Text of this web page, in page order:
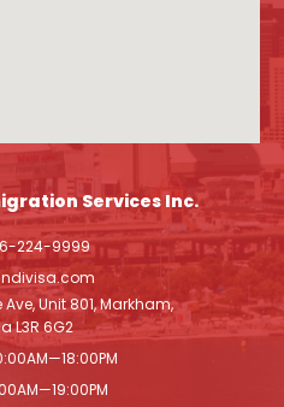
Services Inc.
224-9999
Unit 801, Markham,
L3R 6G2